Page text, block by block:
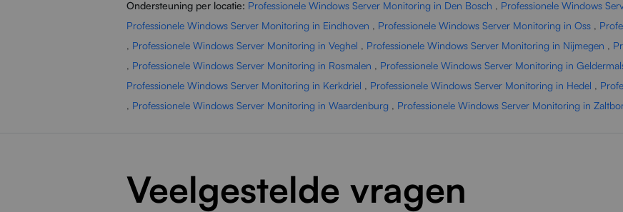
Ondersteuning per locatie: Professionele Windows Server Monitoring in Den Bosch , Professionele Windows
Professionele Windows Server Monitoring in Eindhoven , Professionele Windows Server Monitoring in Oss ,
, Professionele Windows Server Monitoring in Veghel , Professionele Windows Server Monitoring in Nijmegen ,
, Professionele Windows Server Monitoring in Rosmalen , Professionele Windows Server Monitoring in
Professionele Windows Server Monitoring in Kerkdriel , Professionele Windows Server Monitoring in Hedel ,
, Professionele Windows Server Monitoring in Waardenburg , Professionele Windows Server Monitoring in
Veelgestelde vragen